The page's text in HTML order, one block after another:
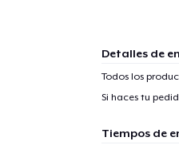
Detalles de
Todos los
Si haces tu
Tiempos de